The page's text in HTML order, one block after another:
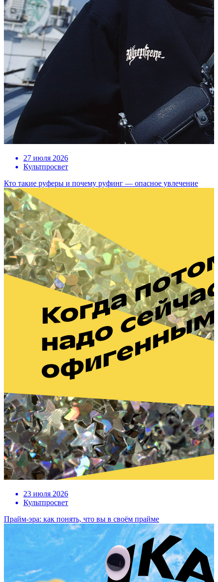
27 июля 2026
Культпросвет
Кто такие руферы и почему руфинг — опасное увлечение
23 июля 2026
Культпросвет
Прайм-эра: как понять, что вы в своём прайме